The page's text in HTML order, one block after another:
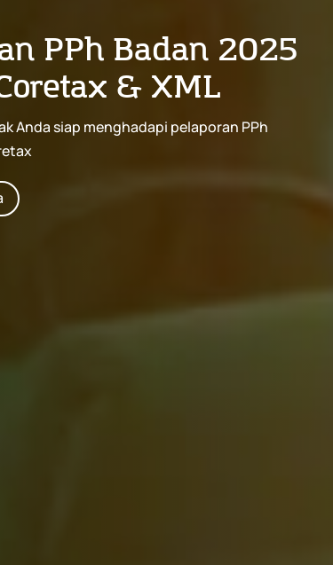
PPh Badan 2025
& XML
Anda siap menghadapi pelaporan PPh